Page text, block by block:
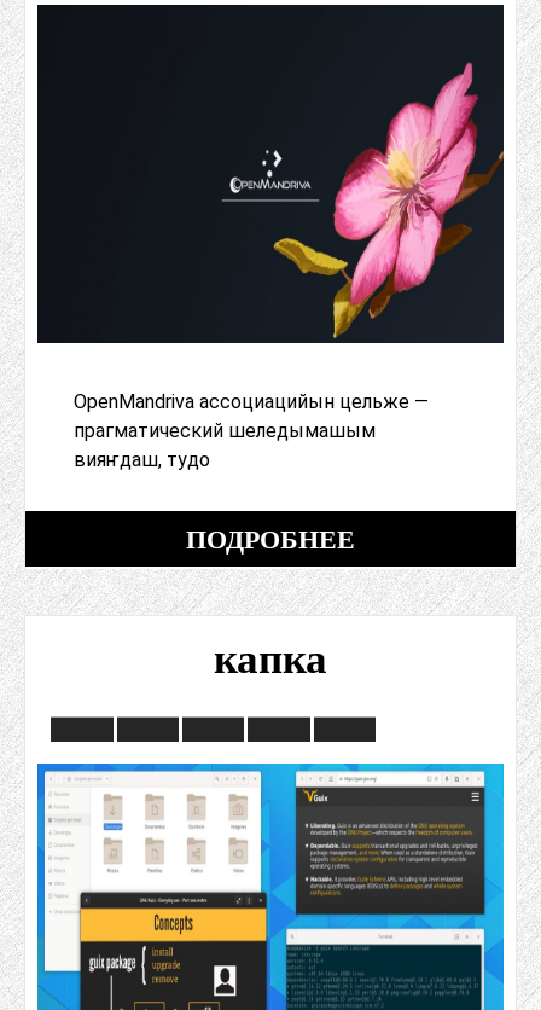
OpenMandriva ассоциацийын цельже —
прагматический шеледымашым
вияҥдаш, тудо
ПОДРОБНЕЕ
капка